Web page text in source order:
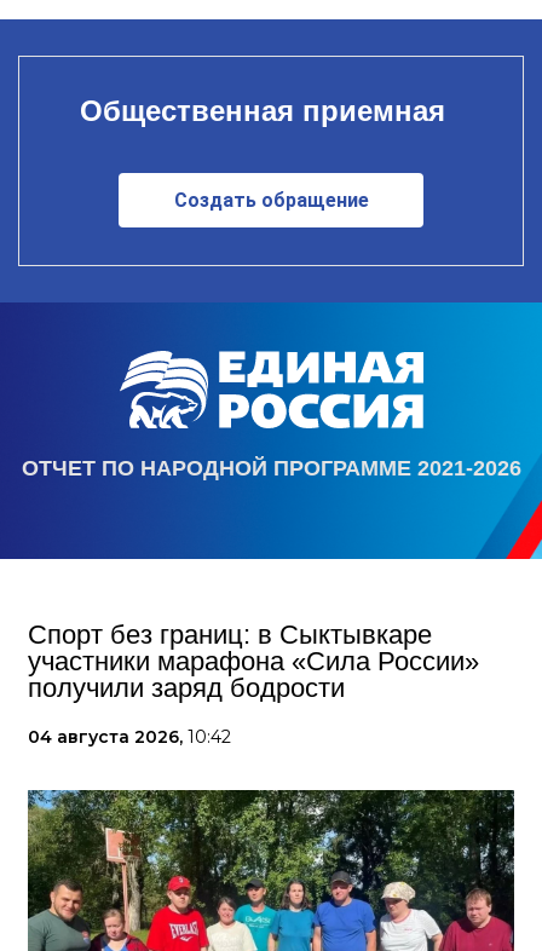
Общественная приемная
Создать обращение
ОТЧЕТ ПО НАРОДНОЙ ПРОГРАММЕ 2021-2026
Спорт без границ: в Сыктывкаре
участники марафона «Сила России»
получили заряд бодрости
04 августа 2026, 10:42